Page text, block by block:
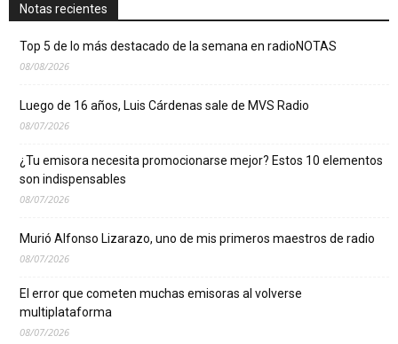
Notas recientes
Top 5 de lo más destacado de la semana en radioNOTAS
08/08/2026
Luego de 16 años, Luis Cárdenas sale de MVS Radio
08/07/2026
¿Tu emisora necesita promocionarse mejor? Estos 10 elementos
son indispensables
08/07/2026
Murió Alfonso Lizarazo, uno de mis primeros maestros de radio
08/07/2026
El error que cometen muchas emisoras al volverse
multiplataforma
08/07/2026